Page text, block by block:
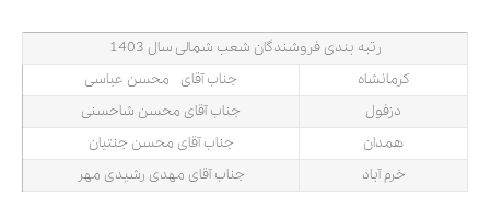
رتبه بندی فروشندگان شعب شمالی سال 1403
کرمانشاه
جناب آقای محسن عباسی
دزفول
جناب آقای محسن شاحسنی
همدان
جناب آقای محسن جنتیان
خرم آباد
جناب آقای مهدی رشیدی مهر